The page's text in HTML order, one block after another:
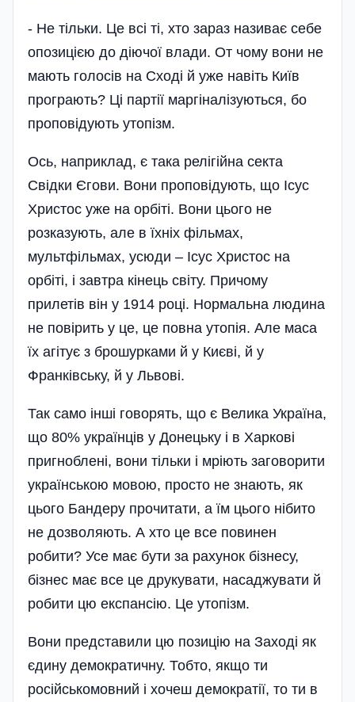
- Не тільки. Це всі ті, хто зараз називає себе
опозицією до діючої влади. От чому вони не
мають голосів на Сході й уже навіть Київ
програють? Ці партії маргіналізуються, бо
проповідують утопізм.
Ось, наприклад, є така релігійна секта
Свідки Єгови. Вони проповідують, що Ісус
Христос уже на орбіті. Вони цього не
розказують, але в їхніх фільмах,
мультфільмах, усюди – Ісус Христос на
орбіті, і завтра кінець світу. Причому
прилетів він у 1914 році. Нормальна людина
не повірить у це, це повна утопія. Але маса
їх агітує з брошурками й у Києві, й у
Франківську, й у Львові.
Так само інші говорять, що є Велика Україна,
що 80% українців у Донецьку і в Харкові
пригноблені, вони тільки і мріють заговорити
українською мовою, просто не знають, як
цього Бандеру прочитати, а їм цього нібито
не дозволяють. А хто це все повинен
робити? Усе має бути за рахунок бізнесу,
бізнес має все це друкувати, насаджувати й
робити цю експансію. Це утопізм.
Вони представили цю позицію на Заході як
єдину демократичну. Тобто, якщо ти
російськомовний і хочеш демократії, то ти в